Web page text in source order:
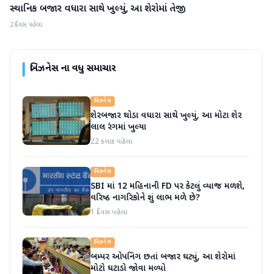
બિઝનેસ
સ્થાનિક બજાર વધારા સાથે ખુલ્યું, આ શેરોમાં તેજી
2 દિવસ પહેલા
બિઝનેસના વધુ સમાચાર
બિઝનેસ
શેરબજાર થોડા વધારા સાથે ખુલ્યું, આ મોટા શેર
લાલ રંગમાં ખુલ્યા
22 કલાક પહેલા
બિઝનેસ
SBI માં 12 મહિનાની FD પર કેટલું વ્યાજ મળશે,
વરિષ્ઠ નાગરિકોને શું લાભ મળે છે?
1 દિવસ પહેલા
બિઝનેસ
બમ્પર ઓપનિંગ છતાં બજાર ઘટ્યું, આ શેરોમાં
મોટો ઘટાડો જોવા મળ્યો